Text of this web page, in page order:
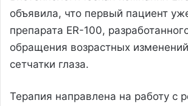
объявила, что первый пациент
препарата ER-100,
обращения возрастных
сетчатки глаза.
Терапия направлена на работу с